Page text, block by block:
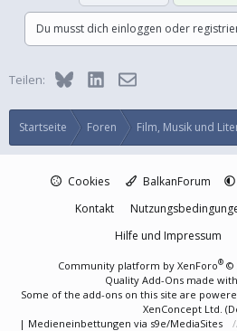
Du musst dich einloggen oder
Teilen: BlueskyLinkedInE-Mail
Startseite Foren Film, Musik und
Cookies BalkanForum
Kontakt
Hilfe und Impressum
Community platform by XenForo® ©
Quality Add-Ons made with
Some of the add-ons on this site are
XenConcept Ltd. (
| Medieneinbettungen via s9e/MediaSites